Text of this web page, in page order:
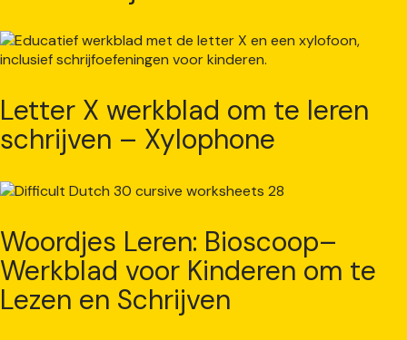
Letter X werkblad om te leren
schrijven – Xylophone
Woordjes Leren: Bioscoop–
Werkblad voor Kinderen om te
Lezen en Schrijven